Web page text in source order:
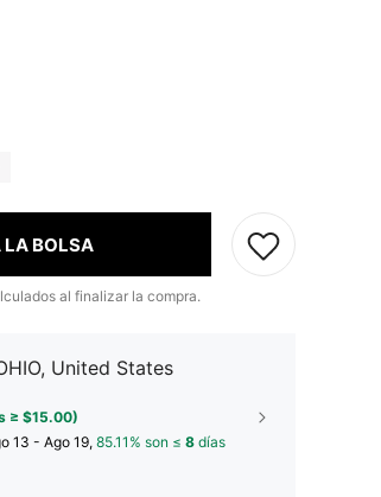
LA BOLSA
al finalizar la compra.
United States
≥ $15.00)
13 - Ago 19,85.11% son ≤ 8 días